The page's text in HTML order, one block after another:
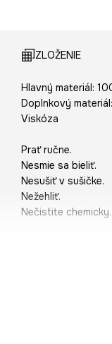
ZLOŽENIE
Hlavný materiál:
Doplnkový
Viskóza
Prať ručne.
Nesmie sa bieliť.
Nesušiť v sušičke.
Nežehliť.
Nečistite chemicky.